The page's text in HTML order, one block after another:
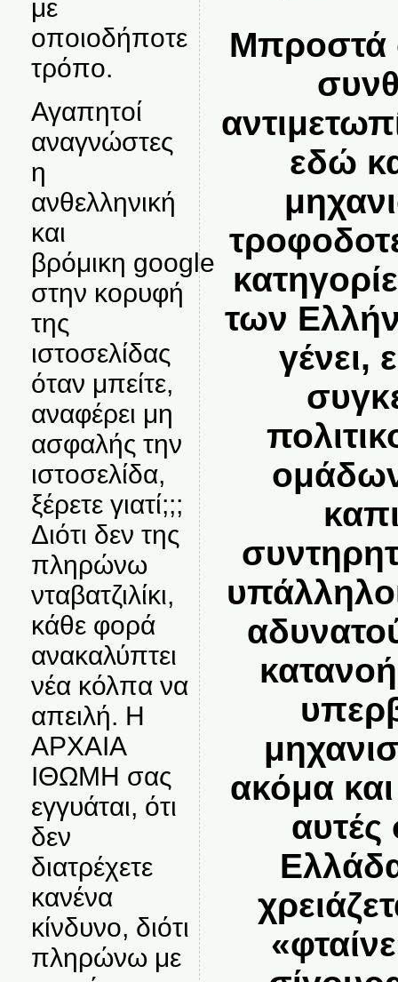
με
οποιοδήποτε
τρόπο.
Αγαπητοί
αναγνώστες
η
ανθελληνική
και
βρόμικη google
στην κορυφή
της
ιστοσελίδας
όταν μπείτε,
αναφέρει μη
ασφαλής την
ιστοσελίδα,
ξέρετε γιατί;;;
Διότι δεν της
πληρώνω
νταβατζιλίκι,
κάθε φορά
ανακαλύπτει
νέα κόλπα να
απειλή. Η
ΑΡΧΑΙΑ
ΙΘΩΜΗ σας
εγγυάται, ότι
δεν
διατρέχετε
κανένα
κίνδυνο, διότι
πληρώνω με
Μπροστά
εδώ
των
γένει,
ακόμα
αυτές